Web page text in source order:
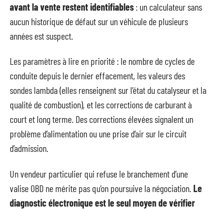
avant la vente restent identifiables : un calculateur sans
aucun historique de défaut sur un véhicule de plusieurs
années est suspect.
Les paramètres à lire en priorité : le nombre de cycles de
conduite depuis le dernier effacement, les valeurs des
sondes lambda (elles renseignent sur l’état du catalyseur et la
qualité de combustion), et les corrections de carburant à
court et long terme. Des corrections élevées signalent un
problème d’alimentation ou une prise d’air sur le circuit
d’admission.
Un vendeur particulier qui refuse le branchement d’une
valise OBD ne mérite pas qu’on poursuive la négociation. Le
diagnostic électronique est le seul moyen de vérifier